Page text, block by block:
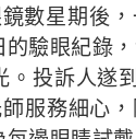
數星期後
驗眼紀錄
。投訴人遂
服務細心